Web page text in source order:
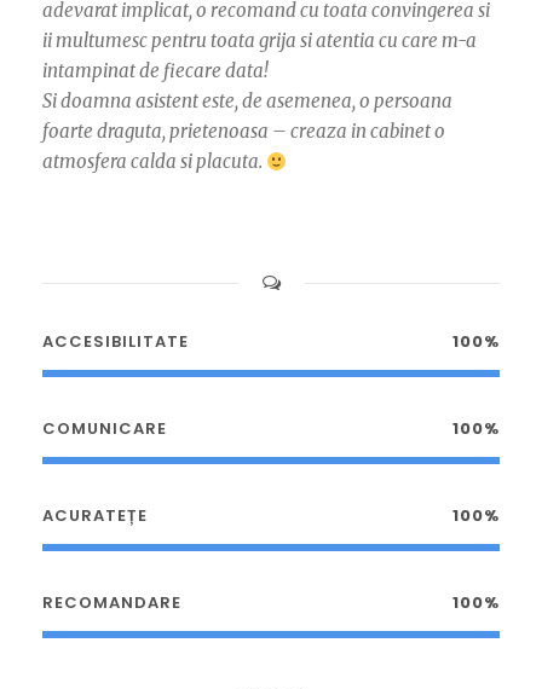
adevarat implicat, o recomand cu toata convingerea si
ii multumesc pentru toata grija si atentia cu care m-a
intampinat de fiecare data!
Si doamna asistent este, de asemenea, o persoana
foarte draguta, prietenoasa – creaza in cabinet o
atmosfera calda si placuta.
ACCESIBILITATE 100%
COMUNICARE 100%
ACURATEȚE 100%
RECOMANDARE 100%